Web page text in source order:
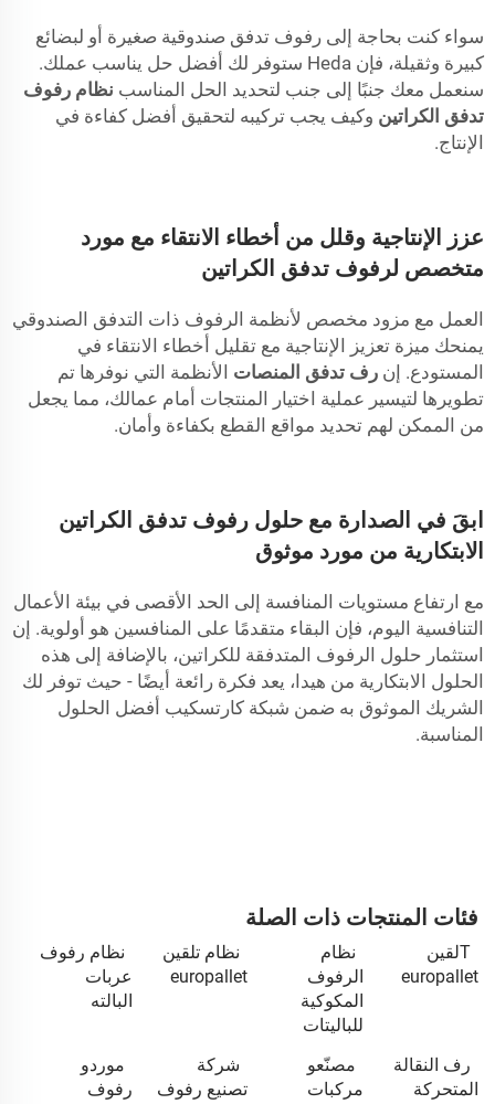
سواء كنت بحاجة إلى رفوف تدفق صندوقية صغيرة أو لبضائع
كبيرة وثقيلة، فإن Heda ستوفر لك أفضل حل يناسب عملك.
سنعمل معك جنبًا إلى جنب لتحديد الحل المناسب نظام رفوف
تدفق الكراتين وكيف يجب تركيبه لتحقيق أفضل كفاءة في
الإنتاج.
عزز الإنتاجية وقلل من أخطاء الانتقاء مع مورد
متخصص لرفوف تدفق الكراتين
العمل مع مزود مخصص لأنظمة الرفوف ذات التدفق الصندوقي
يمنحك ميزة تعزيز الإنتاجية مع تقليل أخطاء الانتقاء في
المستودع. إن رف تدفق المنصات الأنظمة التي نوفرها تم
تطويرها لتيسير عملية اختيار المنتجات أمام عمالك، مما يجعل
من الممكن لهم تحديد مواقع القطع بكفاءة وأمان.
ابقَ في الصدارة مع حلول رفوف تدفق الكراتين
الابتكارية من مورد موثوق
مع ارتفاع مستويات المنافسة إلى الحد الأقصى في بيئة الأعمال
التنافسية اليوم، فإن البقاء متقدمًا على المنافسين هو أولوية. إن
استثمار حلول الرفوف المتدفقة للكراتين، بالإضافة إلى هذه
الحلول الابتكارية من هيدا، يعد فكرة رائعة أيضًا - حيث توفر لك
الشريك الموثوق به ضمن شبكة كارتسكيب أفضل الحلول
المناسبة.
فئات المنتجات ذات الصلة
Tلقين
europallet
نظام
الرفوف
المكوكية
للباليتات
نظام تلقين
europallet
نظام رفوف
عربات
البالته
رف النقالة
المتحركة
مصنّعو
مركبات
شركة
تصنيع رفوف
موردو
رفوف